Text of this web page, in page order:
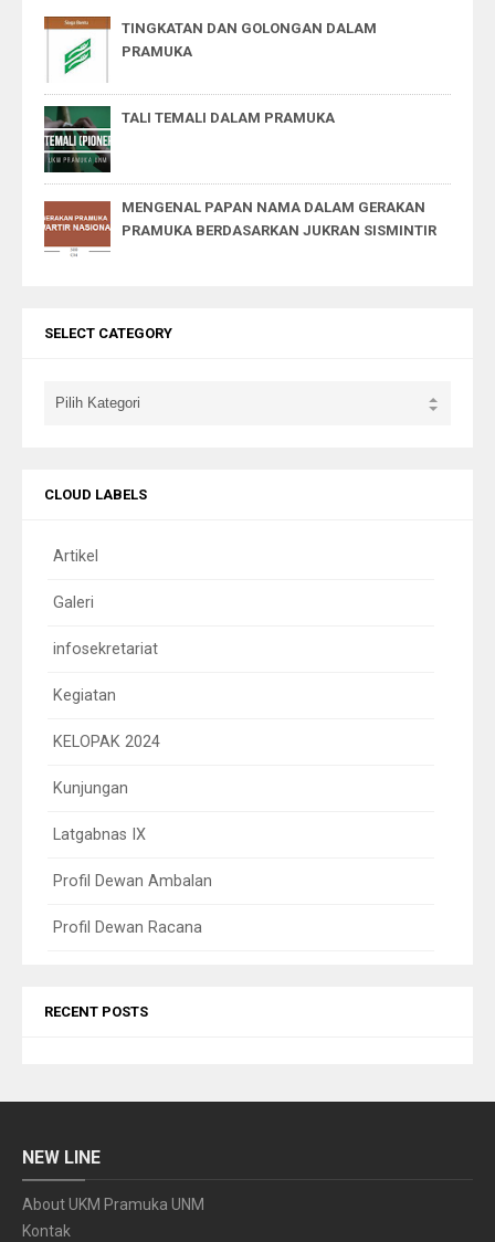
TINGKATAN DAN GOLONGAN DALAM
PRAMUKA
TALI TEMALI DALAM PRAMUKA
MENGENAL PAPAN NAMA DALAM GERAKAN
PRAMUKA BERDASARKAN JUKRAN SISMINTIR
SELECT CATEGORY
CLOUD LABELS
Artikel
Galeri
infosekretariat
Kegiatan
KELOPAK 2024
Kunjungan
Latgabnas IX
Profil Dewan Ambalan
Profil Dewan Racana
RECENT POSTS
NEW LINE
About UKM Pramuka UNM
Kontak